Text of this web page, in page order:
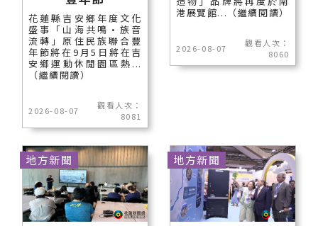
花蓮縣吉安鄉年度文化
盛事「山海共鳴•族音
流轉」原住民族聯合豐
年節將在9月5日將在吉
安鄉運動休閒園區熱...
（繼續閱讀）
2026-08-07
觀看人次：
8081
港展覽館...（繼續閱讀）
2026-08-07
觀看人次：
8060
地方新聞 地方新聞